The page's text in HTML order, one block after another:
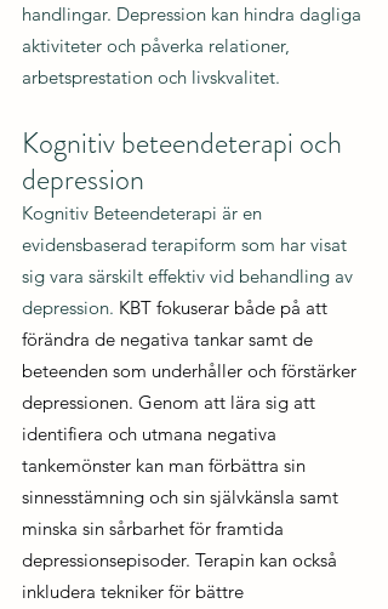
handlingar. Depression kan hindra dagliga
aktiviteter och påverka relationer,
arbetsprestation och livskvalitet.
Kognitiv beteendeterapi och
depression
Kognitiv Beteendeterapi är en
evidensbaserad terapiform som har visat
sig vara särskilt effektiv vid behandling av
depression. KBT fokuserar både på att
förändra de negativa tankar samt de
beteenden som underhåller och förstärker
depressionen. Genom att lära sig att
identifiera och utmana negativa
tankemönster kan man förbättra sin
sinnesstämning och sin självkänsla samt
minska sin sårbarhet för framtida
depressionsepisoder. Terapin kan också
inkludera tekniker för bättre